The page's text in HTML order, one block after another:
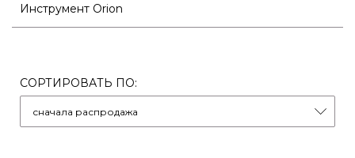
Инструмент Orion
СОРТИРОВАТЬ ПО: